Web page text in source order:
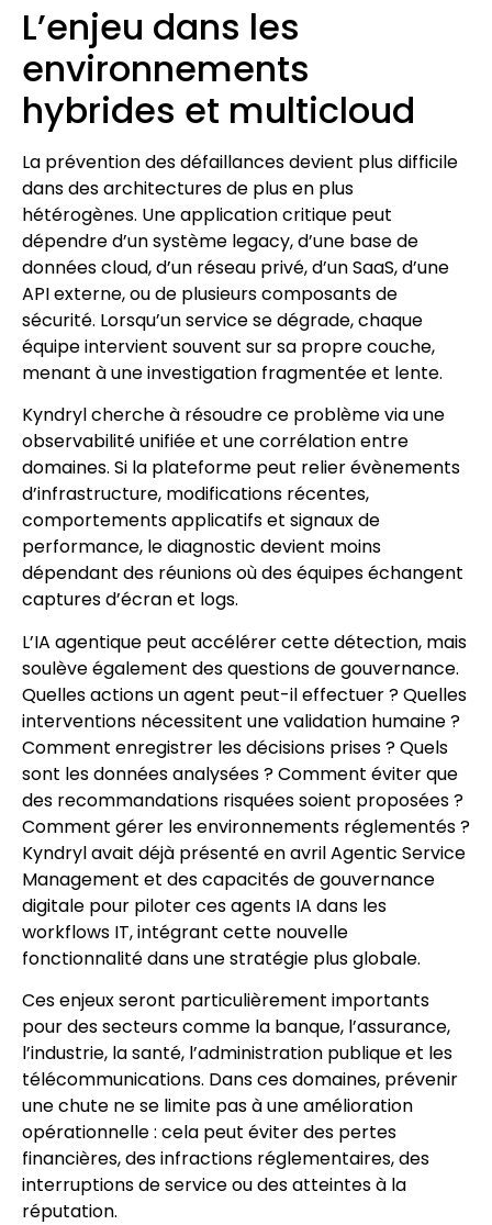
L’enjeu dans les
environnements
hybrides et multicloud
La prévention des défaillances devient plus difficile
dans des architectures de plus en plus
hétérogènes. Une application critique peut
dépendre d’un système legacy, d’une base de
données cloud, d’un réseau privé, d’un SaaS, d’une
API externe, ou de plusieurs composants de
sécurité. Lorsqu’un service se dégrade, chaque
équipe intervient souvent sur sa propre couche,
menant à une investigation fragmentée et lente.
Kyndryl cherche à résoudre ce problème via une
observabilité unifiée et une corrélation entre
domaines. Si la plateforme peut relier évènements
d’infrastructure, modifications récentes,
comportements applicatifs et signaux de
performance, le diagnostic devient moins
dépendant des réunions où des équipes échangent
captures d’écran et logs.
L’IA agentique peut accélérer cette détection, mais
soulève également des questions de gouvernance.
Quelles actions un agent peut-il effectuer ? Quelles
interventions nécessitent une validation humaine ?
Comment enregistrer les décisions prises ? Quels
sont les données analysées ? Comment éviter que
des recommandations risquées soient proposées ?
Comment gérer les environnements réglementés ?
Kyndryl avait déjà présenté en avril Agentic Service
Management et des capacités de gouvernance
digitale pour piloter ces agents IA dans les
workflows IT, intégrant cette nouvelle
fonctionnalité dans une stratégie plus globale.
Ces enjeux seront particulièrement importants
pour des secteurs comme la banque, l’assurance,
l’industrie, la santé, l’administration publique et les
télécommunications. Dans ces domaines, prévenir
une chute ne se limite pas à une amélioration
opérationnelle : cela peut éviter des pertes
financières, des infractions réglementaires, des
interruptions de service ou des atteintes à la
réputation.